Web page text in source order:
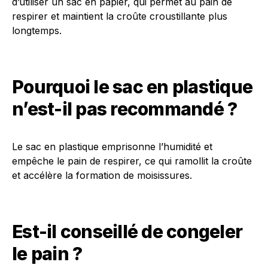
respirer et maintient la croûte croustillante plus
longtemps.
Pourquoi le sac en plastique
n’est-il pas recommandé ?
Le sac en plastique emprisonne l’humidité et
empêche le pain de respirer, ce qui ramollit la croûte
et accélère la formation de moisissures.
Est-il conseillé de congeler
le pain ?